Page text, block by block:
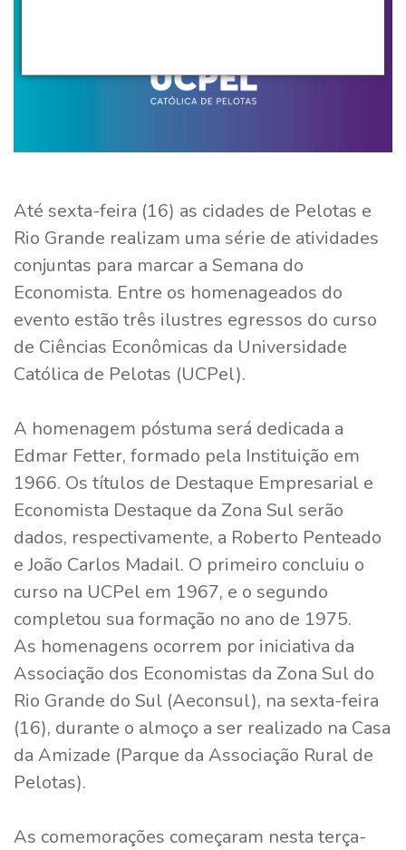
Até sexta-feira (16) as cidades de Pelotas e
Rio Grande realizam uma série de atividades
conjuntas para marcar a Semana do
Economista. Entre os homenageados do
evento estão três ilustres egressos do curso
de Ciências Econômicas da Universidade
Católica de Pelotas (UCPel).
A homenagem póstuma será dedicada a
Edmar Fetter, formado pela Instituição em
1966. Os títulos de Destaque Empresarial e
Economista Destaque da Zona Sul serão
dados, respectivamente, a Roberto Penteado
e João Carlos Madail. O primeiro concluiu o
curso na UCPel em 1967, e o segundo
completou sua formação no ano de 1975.
As homenagens ocorrem por iniciativa da
Associação dos Economistas da Zona Sul do
Rio Grande do Sul (Aeconsul), na sexta-feira
(16), durante o almoço a ser realizado na Casa
da Amizade (Parque da Associação Rural de
Pelotas).
As comemorações começaram nesta terça-